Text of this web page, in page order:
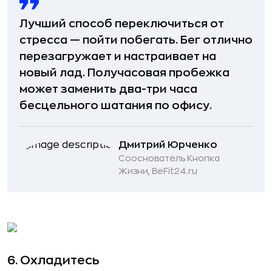
Лучший способ переключиться от
стресса — пойти побегать. Бег отлично
перезагружает и настраивает на
новый лад. Получасовая пробежка
может заменить два-три часа
бесцельного шатания по офису.
Дмитрий Юрченко
Сооснователь Кнопка
Жизни, BeFit24.ru
6. Охладитесь